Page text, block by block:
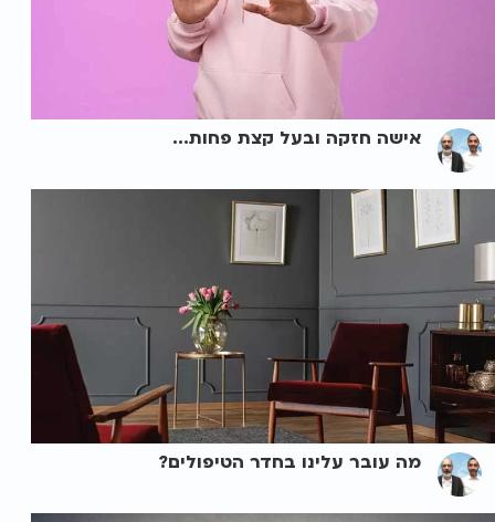
אישה חזקה ובעל קצת פחות...
מה עובר עלינו בחדר הטיפולים?